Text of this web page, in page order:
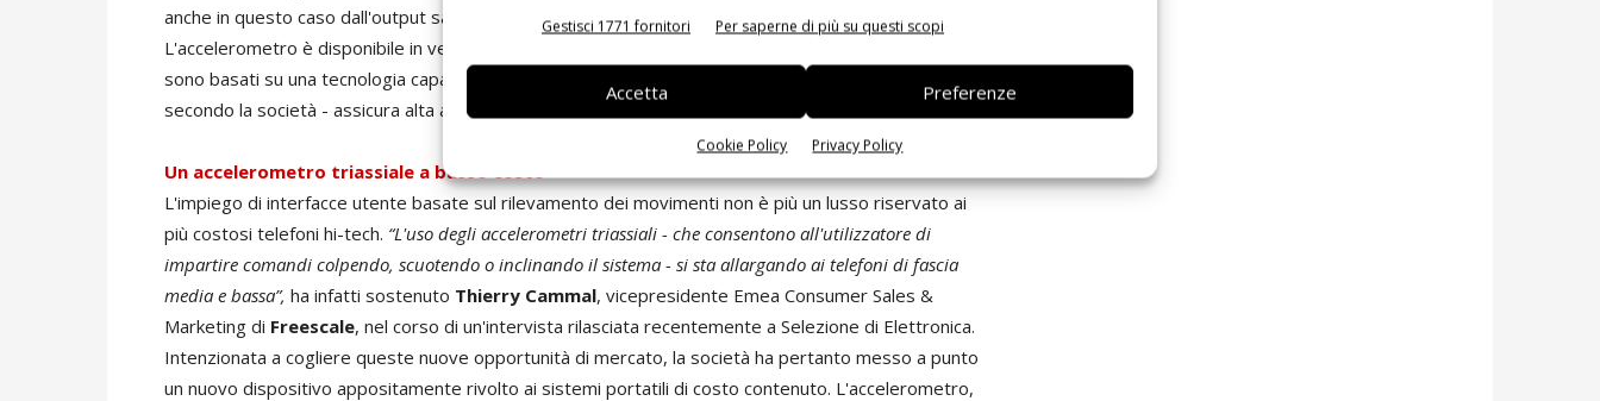
Gestisci 1771 fornitori Per saperne di più su questi scopi
Accetta Preferenze
Cookie Policy Privacy Policy
anche in questo caso dall'output sample rate prescelto) può scendere fino a 7 microampere.
L'accelerometro è disponibile in versione analogica o digitale. I sensori prodotti da VTI Technologies
sono basati su una tecnologia capacitiva che impiega silicio cristallino e vetro, soluzione che -
secondo la società - assicura alta affidabilità, stabilità nel tempo e assenza di deriva termica.
Un accelerometro triassiale a basso costo
L'impiego di interfacce utente basate sul rilevamento dei movimenti non è più un lusso riservato ai
più costosi telefoni hi-tech. “L'uso degli accelerometri triassiali - che consentono all'utilizzatore di
impartire comandi colpendo, scuotendo o inclinando il sistema - si sta allargando ai telefoni di fascia
media e bassa”, ha infatti sostenuto Thierry Cammal, vicepresidente Emea Consumer Sales &
Marketing di Freescale, nel corso di un'intervista rilasciata recentemente a Selezione di Elettronica.
Intenzionata a cogliere queste nuove opportunità di mercato, la società ha pertanto messo a punto
un nuovo dispositivo appositamente rivolto ai sistemi portatili di costo contenuto. L'accelerometro,